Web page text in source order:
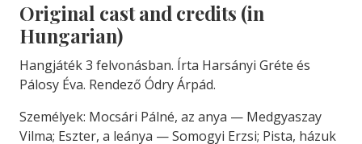
Original cast and credits (in
Hungarian)
Hangjáték 3 felvonásban. Írta Harsányi Gréte és
Pálosy Éva. Rendező Ódry Árpád.
Személyek: Mocsári Pálné, az anya — Medgyaszay
Vilma; Eszter, a leánya —Somogyi Erzsi; Pista, házuk